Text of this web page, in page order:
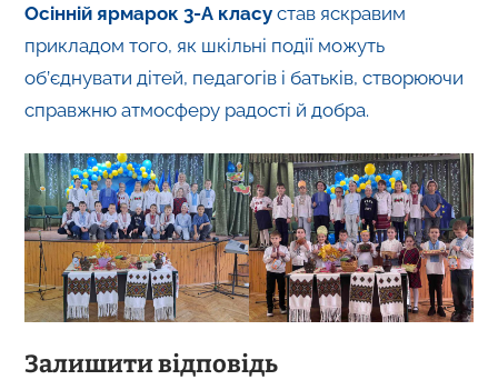
Осінній ярмарок 3-А класустав яскравим
прикладом того, як шкільні події можуть
об’єднувати дітей, педагогів і батьків, створюючи
справжню атмосферу радості й добра.
Залишити відповідь